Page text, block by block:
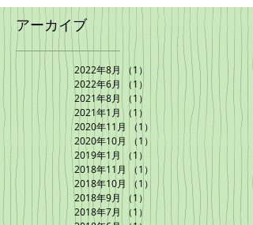
アーカイブ
2022年8月 （1）
1件の記事
2022年6月
（1）
1件の記事
2021年8月
（1）
2021年1月 （1）
1件の記事
2020年11月
（1）
1件の記事
2020年10月
（1）
1件の記事
2019年1月
（1）
1件の記事
2018年11月
（1）
1件の記事
2018年10月
（1）
1件の記事
2018年9月
（1）
1件の記事
2018年7月
（1）
1件の記事